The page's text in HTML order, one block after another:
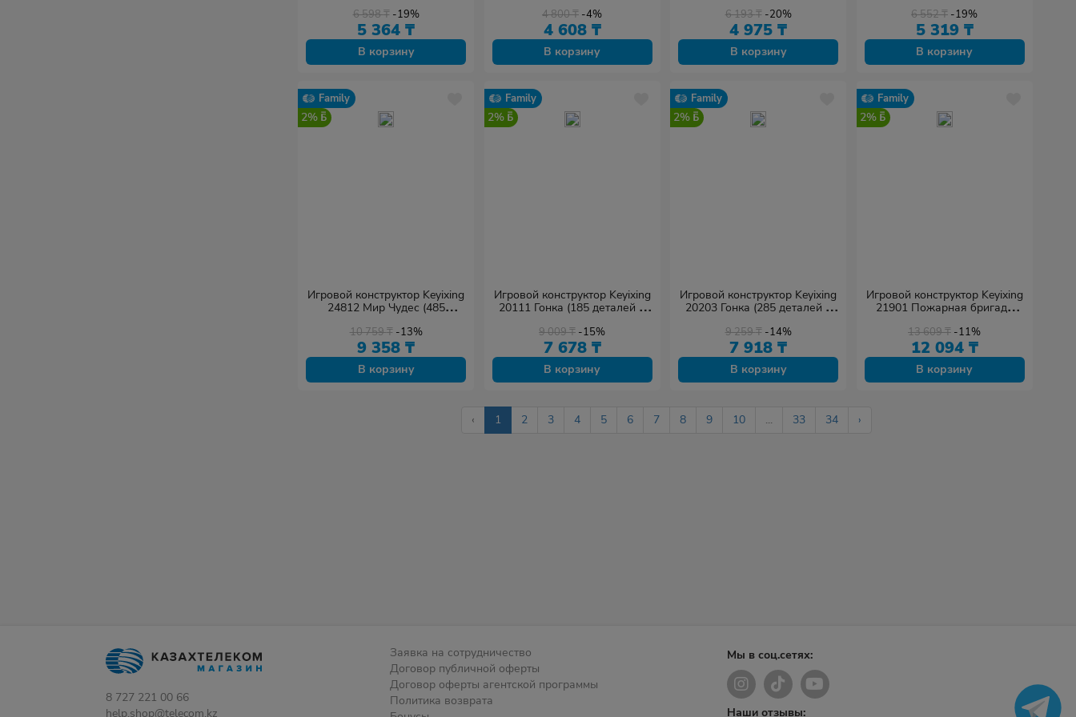
6 598₸ -19%
5 364 ₸
В корзину
4 800₸ -4%
4 608 ₸
В корзину
6 193₸ -20%
4 975 ₸
В корзину
6 552₸ -19%
5 319 ₸
В корзину
Family
2%
Игровой конструктор Keyixing
24812 Мир Чудес (485
10 759₸ -13%
9 358 ₸
В корзину
Family
2%
Игровой конструктор Keyixing
20111 Гонка (185 деталей в
9 009₸ -15%
7 678 ₸
В корзину
Family
2%
Игровой конструктор Keyixing
20203 Гонка (285 деталей в
9 259₸ -14%
7 918 ₸
В корзину
Family
2%
Игровой конструктор Keyixing
21901 Пожарная бригада
13 609₸ -11%
12 094 ₸
В корзину
‹ 1 2 3 4 5 6 7 8 9 10 ... 33 34 ›
8 727 221 00 66
help.shop@telecom.kz
Заявка на сотрудничество
Договор публичной оферты
Договор оферты агентской программы
Политика возврата
Мы в соц.сетях:
Наши отзывы: